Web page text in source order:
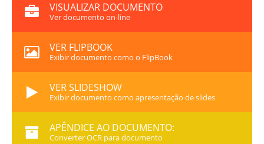
VISUALIZAR DOCUMENTO
Ver documento on-line
VER FLIPBOOK
Exibir documento como o FlipBook
VER SLIDESHOW
Exibir documento como apresentação de slides
APÊNDICE AO DOCUMENTO:
Converter OCR para documento